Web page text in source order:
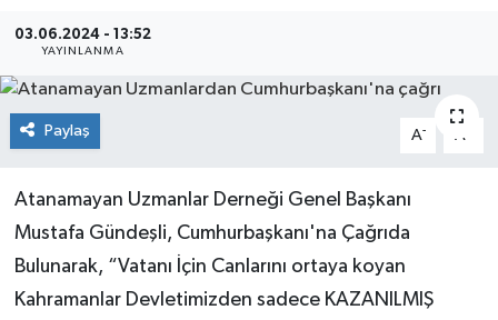
03.06.2024 - 13:52
YAYINLANMA
Paylaş A- A
Atanamayan Uzmanlar Derneği Genel Başkanı
Mustafa Gündeşli, Cumhurbaşkanı'na Çağrıda
Bulunarak, “Vatanı İçin Canlarını ortaya koyan
Kahramanlar Devletimizden sadece KAZANILMIŞ